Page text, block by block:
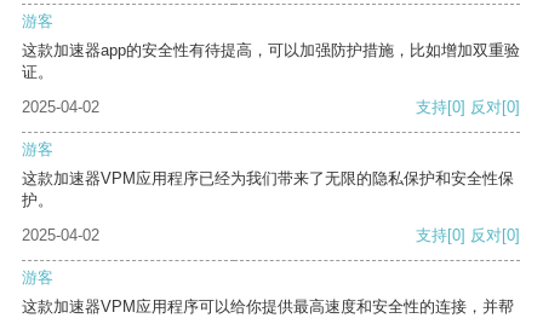
游客
这款加速器app的安全性有待提高，可以加强防护措施，比如增加双重验
证。
2025-04-02
支持[0] 反对[0]
游客
这款加速器VPM应用程序已经为我们带来了无限的隐私保护和安全性保
护。
2025-04-02
支持[0] 反对[0]
游客
这款加速器VPM应用程序可以给你提供最高速度和安全性的连接，并帮